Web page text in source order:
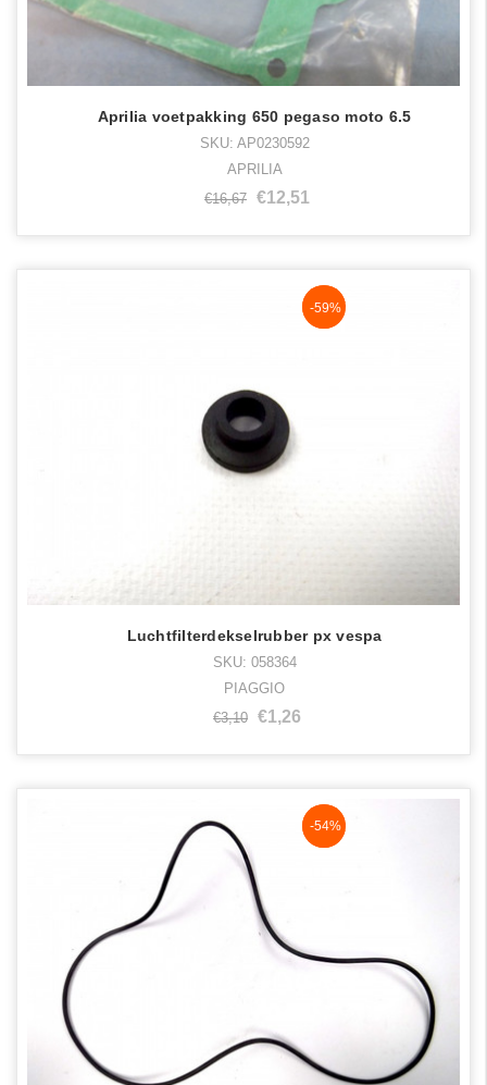
Aprilia voetpakking 650 pegaso moto 6.5
SKU: AP0230592
APRILIA
€16,67 €12,51
NaN%
-59%
Luchtfilterdekselrubber px vespa
SKU: 058364
PIAGGIO
€3,10 €1,26
NaN%
-54%